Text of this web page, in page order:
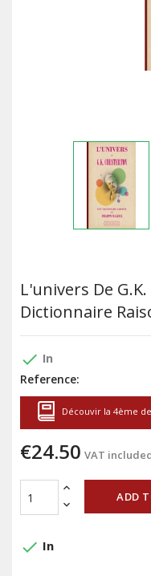
L'univers De
Dictionnaire
done In
Reference:
Découvir la 4ème
€24.50 VAT
ADD
done In